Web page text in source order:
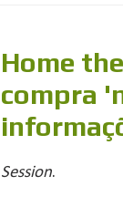
Home
compra
Session.